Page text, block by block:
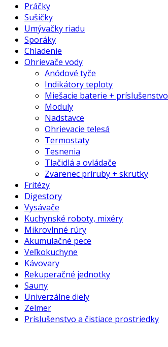
Práčky
Sušičky
Umývačky riadu
Sporáky
Chladenie
Ohrievače vody
Anódové tyče
Indikátory teploty
Miešacie baterie + príslušenstvo
Moduly
Nadstavce
Ohrievacie telesá
Termostaty
Tesnenia
Tlačidlá a ovládače
Zvarenec príruby + skrutky
Fritézy
Digestory
Vysávače
Kuchynské roboty, mixéry
Mikrovlnné rúry
Akumulačné pece
Veľkokuchyne
Kávovary
Rekuperačné jednotky
Sauny
Univerzálne diely
Zelmer
Príslušenstvo a čistiace prostriedky